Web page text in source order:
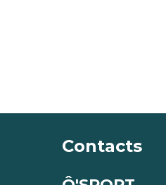
Contacts